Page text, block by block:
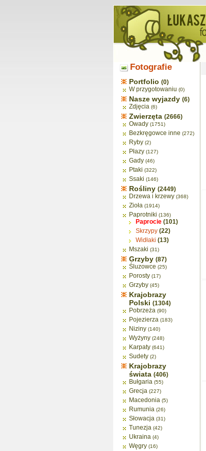
Fotografie
Portfolio (0)
W przygotowaniu (0)
Nasze wyjazdy (6)
Zdjęcia (6)
Zwierzęta (2666)
Owady (1751)
Bezkręgowce inne (272)
Ryby (2)
Płazy (127)
Gady (46)
Ptaki (322)
Ssaki (146)
Rośliny (2449)
Drzewa i krzewy (368)
Zioła (1914)
Paprotniki (136)
Paprocie (101)
Skrzypy (22)
Widłaki (13)
Mszaki (31)
Grzyby (87)
Śluzowce (25)
Porosty (17)
Grzyby (45)
Krajobrazy
Polski (1304)
Pobrzeża (90)
Pojezierza (183)
Niziny (140)
Wyżyny (248)
Karpaty (641)
Sudety (2)
Krajobrazy
świata (406)
Bułgaria (55)
Grecja (227)
Macedonia (5)
Rumunia (26)
Słowacja (31)
Tunezja (42)
Ukraina (4)
Węgry (16)